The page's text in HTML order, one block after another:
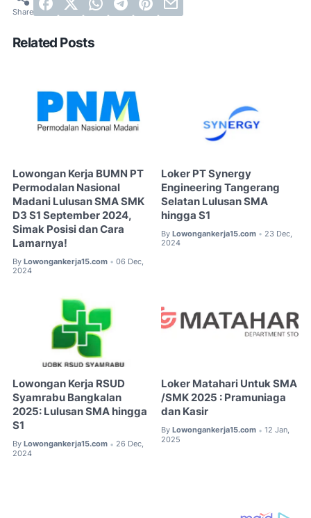
Related Posts
Lowongan Kerja BUMN PT
Permodalan Nasional
Madani Lulusan SMA SMK
D3 S1 September 2024,
Simak Posisi dan Cara
Lamarnya!
By Lowongankerja15.com • 06 Dec,
2024
Loker PT Synergy
Engineering Tangerang
Selatan Lulusan SMA
hingga S1
By Lowongankerja15.com • 23 Dec,
2024
Lowongan Kerja RSUD
Syamrabu Bangkalan
2025: Lulusan SMA hingga
S1
By Lowongankerja15.com • 26 Dec,
2024
Loker Matahari Untuk SMA
/SMK 2025 : Pramuniaga
dan Kasir
By Lowongankerja15.com • 12 Jan,
2025